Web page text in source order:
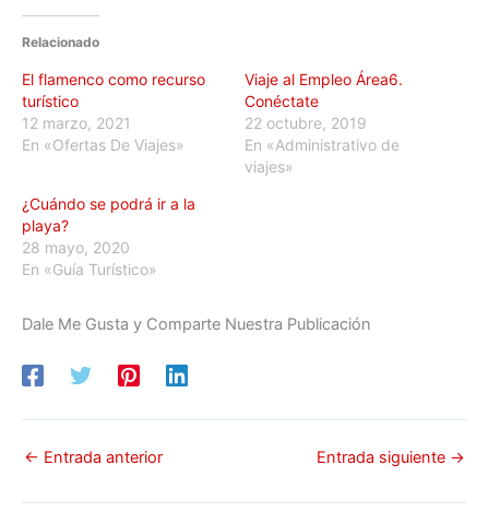
Relacionado
El flamenco como recurso
turístico
12 marzo, 2021
En «Ofertas De Viajes»
Viaje al Empleo Área6.
Conéctate
22 octubre, 2019
En «Administrativo de
viajes»
¿Cuándo se podrá ir a la
playa?
28 mayo, 2020
En «Guía Turístico»
Dale Me Gusta y Comparte Nuestra Publicación
← Entrada anterior Entrada siguiente →